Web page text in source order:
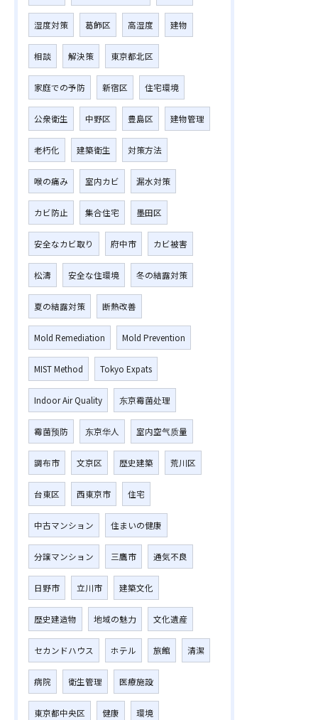
湿度対策 葛飾区 高湿度 建物
相談 解決策 東京都北区
家庭での予防 新宿区 住宅環境
公衆衛生 中野区 豊島区 建物管理
老朽化 建築衛生 対策方法
喉の痛み 室内カビ 漏水対策
カビ防止 集合住宅 墨田区
安全なカビ取り 府中市 カビ被害
松濤 安全な住環境 冬の結露対策
夏の結露対策 断熱改善
Mold Remediation Mold Prevention
MIST Method Tokyo Expats
Indoor Air Quality 东京霉菌处理
霉菌预防 东京华人 室内空气质量
調布市 文京区 歴史建築 荒川区
台東区 西東京市 住宅
中古マンション 住まいの健康
分譲マンション 三鷹市 通気不良
日野市 立川市 建築文化
歴史建造物 地域の魅力 文化遺産
セカンドハウス ホテル 旅館 清潔
病院 衛生管理 医療施設
東京都中央区 健康 環境